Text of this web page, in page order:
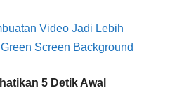
Video Jadi Lebih
Screen Background
5 Detik Awal